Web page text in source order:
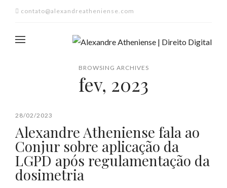
contato@alexandreatheniense.com
BROWSING ARCHIVES
fev, 2023
28/02/2023
Alexandre Atheniense fala ao
Conjur sobre aplicação da
LGPD após regulamentação da
dosimetria